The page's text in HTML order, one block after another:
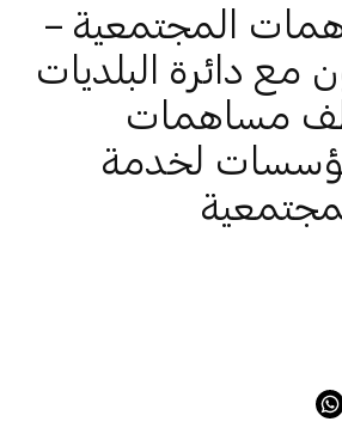
المجتمعية –
مع دائرة البلديات
مساهمات
لخدمة